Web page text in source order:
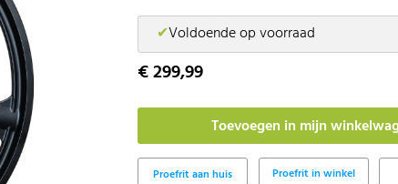
✔Voldoende op voorraad
€ 299,99
Proefrit in winkel